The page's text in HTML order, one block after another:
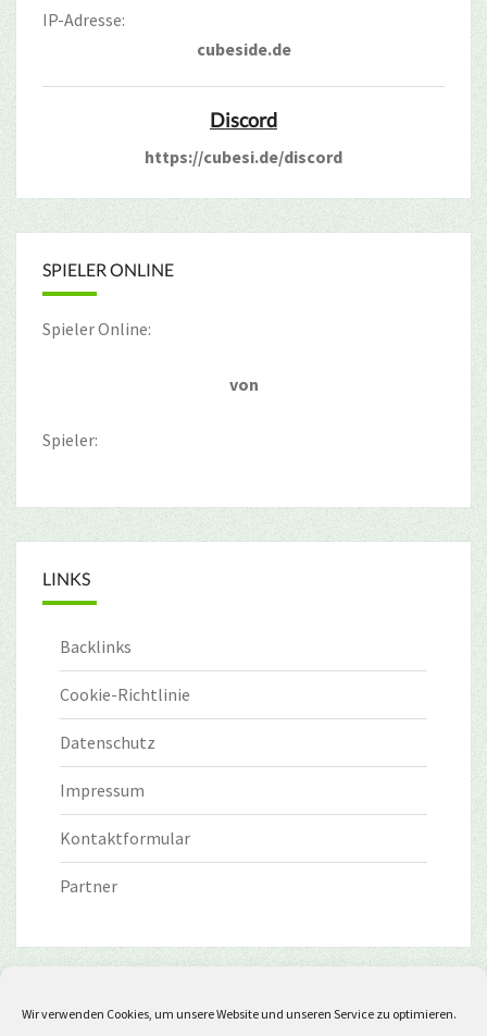
Wir verwenden Cookies, um unsere Website und unseren Service zu optimieren.
IP-Adresse:
cubeside.de
Discord
https://cubesi.de/discord
SPIELER ONLINE
Spieler Online:
von
Spieler:
LINKS
Backlinks
Cookie-Richtlinie
Datenschutz
Impressum
Kontaktformular
Partner